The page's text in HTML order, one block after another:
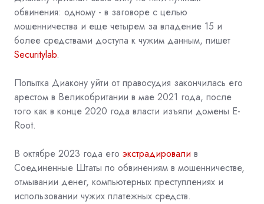
обвинения: одному - в заговоре с целью
мошенничества и еще четырем за владение 15 и
более средствами доступа к чужим данным, пишет
Securitylab.
Попытка Диакону уйти от правосудия закончилась его
арестом в Великобритании в мае 2021 года, после
того как в конце 2020 года власти изъяли домены E-
Root.
В октябре 2023 года его экстрадировали в
Соединенные Штаты по обвинениям в мошенничестве,
отмывании денег, компьютерных преступлениях и
использовании чужих платежных средств.